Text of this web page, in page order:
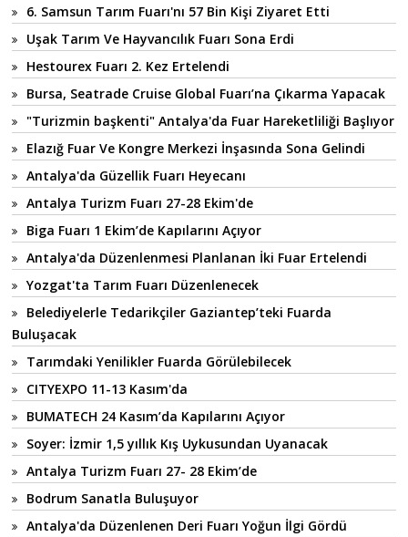
6. Samsun Tarım Fuarı'nı 57 Bin Kişi Ziyaret Etti
Uşak Tarım Ve Hayvancılık Fuarı Sona Erdi
Hestourex Fuarı 2. Kez Ertelendi
Bursa, Seatrade Cruise Global Fuarı’na Çıkarma Yapacak
"Turizmin başkenti" Antalya'da Fuar Hareketliliği Başlıyor
Elazığ Fuar Ve Kongre Merkezi İnşasında Sona Gelindi
Antalya'da Güzellik Fuarı Heyecanı
Antalya Turizm Fuarı 27-28 Ekim'de
Biga Fuarı 1 Ekim’de Kapılarını Açıyor
Antalya'da Düzenlenmesi Planlanan İki Fuar Ertelendi
Yozgat'ta Tarım Fuarı Düzenlenecek
Belediyelerle Tedarikçiler Gaziantep’teki Fuarda
Buluşacak
Tarımdaki Yenilikler Fuarda Görülebilecek
CITYEXPO 11-13 Kasım'da
BUMATECH 24 Kasım’da Kapılarını Açıyor
Soyer: İzmir 1,5 yıllık Kış Uykusundan Uyanacak
Antalya Turizm Fuarı 27- 28 Ekim’de
Bodrum Sanatla Buluşuyor
Antalya'da Düzenlenen Deri Fuarı Yoğun İlgi Gördü